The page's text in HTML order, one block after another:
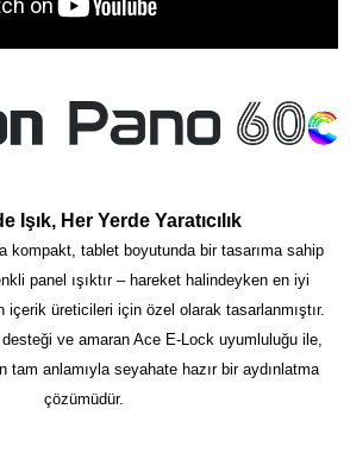
Işık, Her Yerde Yaratıcılık
kompakt, tablet boyutunda bir tasarıma sahip
panel ışıktır – hareket halindeyken en iyi
içerik üreticileri için özel olarak tasarlanmıştır.
ve amaran Ace E-Lock uyumluluğu ile,
tam anlamıyla seyahate hazır bir aydınlatma
çözümüdür.